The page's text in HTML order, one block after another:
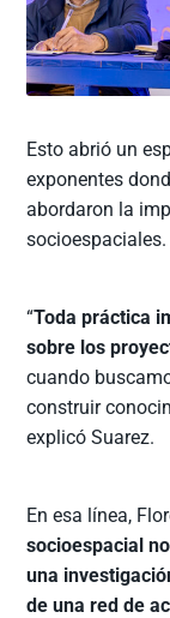
Esto abrió un
exponentes
abordaron la
socioespaciales.
“Toda práctica
sobre los
cuando
construir
explicó Suarez.
En esa línea,
socioespacial
una
de una red de